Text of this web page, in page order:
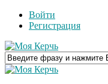
Войти
Регистрация